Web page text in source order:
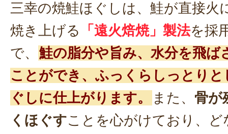
三幸の焼鮭ほぐしは、鮭が直接火
焼き上げる
「遠火焙焼」製法を採
で、 鮭の脂分や旨み、水分を飛ば
ことができ、ふっくらしっとり
ぐしに仕上がります。
また、 骨が
くほぐすことを心がけており、